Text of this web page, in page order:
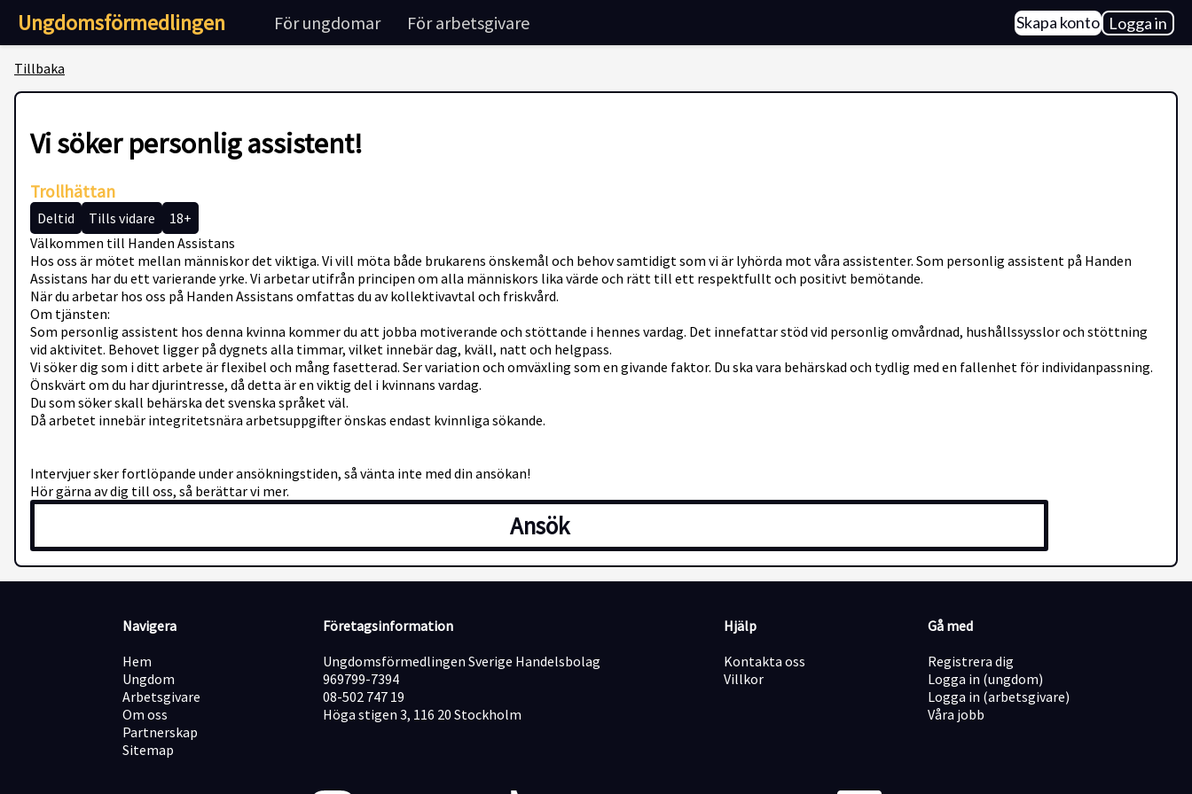
Ungdomsförmedlingen För ungdomar För arbetsgivare Skapa konto Logga in
Tillbaka
Vi söker personlig assistent!
Trollhättan
Deltid Tills vidare
18+
Välkommen till Handen Assistans
Hos oss är mötet mellan människor det viktiga. Vi vill möta både brukarens önskemål och behov samtidigt som vi är lyhörda mot våra assistenter. Som personlig assistent på Handen
Assistans har du ett varierande yrke. Vi arbetar utifrån principen om alla människors lika värde och rätt till ett respektfullt och positivt bemötande.
När du arbetar hos oss på Handen Assistans omfattas du av kollektivavtal och friskvård.
Om tjänsten:
Som personlig assistent hos denna kvinna kommer du att jobba motiverande och stöttande i hennes vardag. Det innefattar stöd vid personlig omvårdnad, hushållssysslor och stöttning
vid aktivitet. Behovet ligger på dygnets alla timmar, vilket innebär dag, kväll, natt och helgpass.
Vi söker dig som i ditt arbete är flexibel och mång fasetterad. Ser variation och omväxling som en givande faktor. Du ska vara behärskad och tydlig med en fallenhet för individanpassning.
Önskvärt om du har djurintresse, då detta är en viktig del i kvinnans vardag.
Du som söker skall behärska det svenska språket väl.
Då arbetet innebär integritetsnära arbetsuppgifter önskas endast kvinnliga sökande.
Intervjuer sker fortlöpande under ansökningstiden, så vänta inte med din ansökan!
Hör gärna av dig till oss, så berättar vi mer.
Ansök
Navigera
Hem
Ungdom
Arbetsgivare
Om oss
Partnerskap
Sitemap
Företagsinformation
Ungdomsförmedlingen Sverige Handelsbolag
969799-7394
08-502 747 19
Höga stigen 3, 116 20 Stockholm
Hjälp
Kontakta oss
Villkor
Gå med
Registrera dig
Logga in (ungdom)
Logga in (arbetsgivare)
Våra jobb